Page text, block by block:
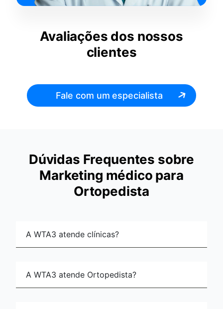
Avaliações dos nossos
clientes
Fale com um especialista
Dúvidas Frequentes sobre
Marketing médico para
Ortopedista
A WTA3 atende clínicas?
A WTA3 atende Ortopedista?